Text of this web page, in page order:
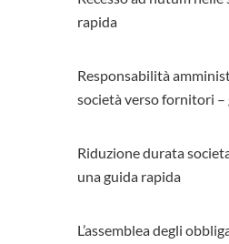
rapida
Responsabilità
società verso fornitori –
Riduzione durata
una guida rapida
L’assemblea degli